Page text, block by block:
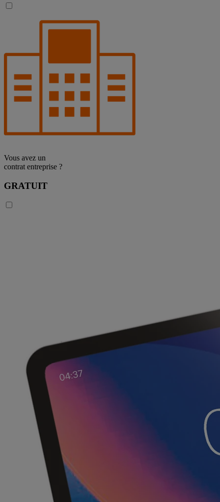
Vous avez un
contrat entreprise ?
GRATUIT